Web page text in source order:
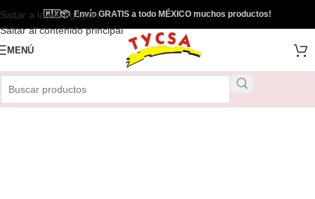
Saltar a la navegación
Saltar al contenido principal
🇲🇽📦Envío GRATIS a todo MÉXICO muchos productos!
MENÚ